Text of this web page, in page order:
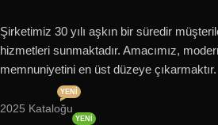
Şirketimiz 30 yılı aşkın bir süredir
hizmetleri sunmaktadır. Amacımız,
memnuniyetini en üst düzeye çıkarmaktır.
2025 Kataloğu
YENI
YENI